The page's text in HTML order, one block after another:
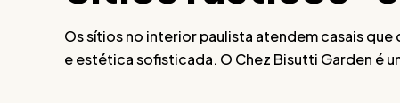
Os sítios no interior paulista atendem casais
e estética sofisticada. O Chez Bisutti Garden é